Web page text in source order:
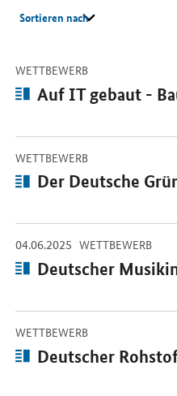
Sortieren nach
Beiträge
WETTBEWERB-
Artikel:
Auf IT gebaut -
Öffnet Einzelsicht
WETTBEWERB-
Artikel:
Der Deutsche
Öffnet Einzelsicht
04.06.2025 -
WETTBEWERB-
Artikel:
Deutscher
Öffnet Einzelsicht
WETTBEWERB-
Artikel:
Deutscher
Öffnet Einzelsicht